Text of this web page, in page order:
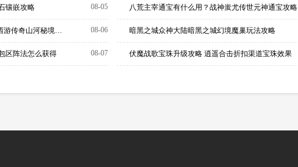
08-05
镶嵌攻略 八荒主宰通宝有什么用？战神蚩尤传世元神通宝攻略
08-06 暗黑之城众神大陆暗黑之城幻境魔巢玩法攻略
08-07
区阵法怎么获得 伏魔战歌宝珠升级攻略 逍遥合击折扣渠道宝珠效果